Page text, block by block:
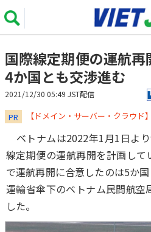
国際線定期便の運航
4か国とも交渉進む
2021/12/30 05:49 JST配信
PR 【ドメイン・サーバー・クラウド
ベトナムは2022年1月1日よ
線定期便の運航再開を計画し
で運航再開に合意したのは5か
運輸省傘下のベトナム民間航空
した。